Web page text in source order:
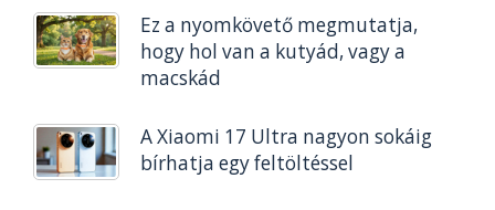
Ez a nyomkövető megmutatja,
hogy hol van a kutyád, vagy a
macskád
A Xiaomi 17 Ultra nagyon sokáig
bírhatja egy feltöltéssel